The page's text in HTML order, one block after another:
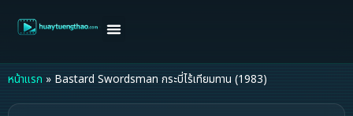
หน้าแรก » Bastard Swordsman กระบี่ไร้เทียมทาน (1983)